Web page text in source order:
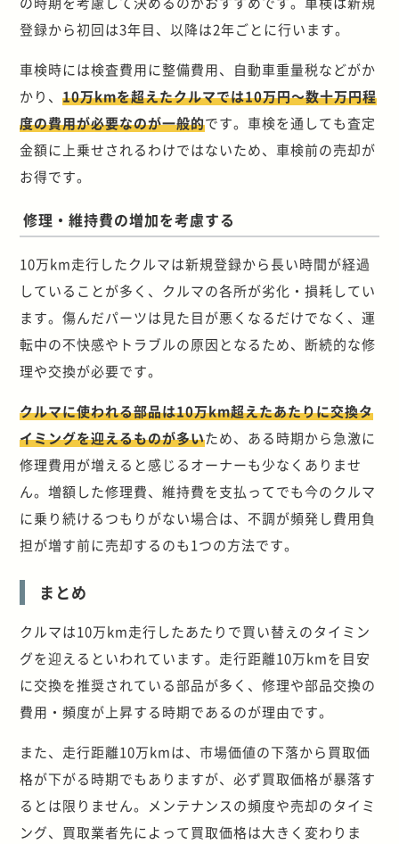
登録から初回は3年目、以降は2年ごとに行います。
車検時には検査費用に整備費用、自動車重量税などがか
かり、10万kmを超えたクルマでは10万円～数十万円程
度の費用が必要なのが一般的です。車検を通しても査定
金額に上乗せされるわけではないため、車検前の売却が
お得です。
修理・維持費の増加を考慮する
10万km走行したクルマは新規登録から長い時間が経過
していることが多く、クルマの各所が劣化・損耗してい
ます。傷んだパーツは見た目が悪くなるだけでなく、運
転中の不快感やトラブルの原因となるため、断続的な修
理や交換が必要です。
クルマに使われる部品は10万km超えたあたりに交換タ
イミングを迎えるものが多いため、ある時期から急激に
修理費用が増えると感じるオーナーも少なくありませ
ん。増額した修理費、維持費を支払ってでも今のクルマ
に乗り続けるつもりがない場合は、不調が頻発し費用負
担が増す前に売却するのも1つの方法です。
まとめ
クルマは10万km走行したあたりで買い替えのタイミン
グを迎えるといわれています。走行距離10万kmを目安
に交換を推奨されている部品が多く、修理や部品交換の
費用・頻度が上昇する時期であるのが理由です。
また、走行距離10万kmは、市場価値の下落から買取価
格が下がる時期でもありますが、必ず買取価格が暴落す
るとは限りません。メンテナンスの頻度や売却のタイミ
ング、買取業者先によって買取価格は大きく変わりま